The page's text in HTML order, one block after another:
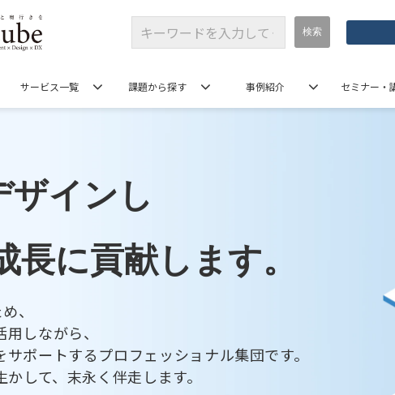
サービス一覧 課題から探す 事例紹介 セミナー・
ザインし
長に貢献します。
、
しながら、
ポートするプロフェッショナル集団です。
して、末永く伴走します。